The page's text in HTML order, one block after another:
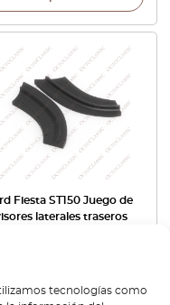
tecnologías como
Fiesta ST150 Juego de
laterales traseros